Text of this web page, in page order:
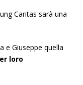
Caritas sarà una
e Giuseppe quella
loro